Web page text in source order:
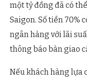
một tỷ đồng đã có
Saigon. Số tiền 70%
ngân hàng với lãi
thông báo bàn giao
Nếu khách hàng lựa